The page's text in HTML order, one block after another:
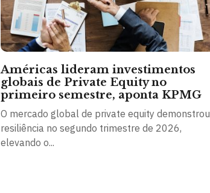
Américas lideram investimentos
globais de Private Equity no
primeiro semestre, aponta KPMG
O mercado global de private equity demonstrou
resiliência no segundo trimestre de 2026,
elevando o...